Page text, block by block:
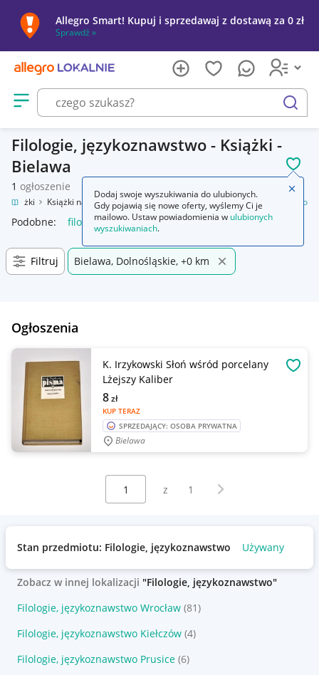
Allegro Smart! Kupuj i sprzedawaj z dostawą za 0 zł
Sprawdź »
Otwórz menu z kategoriami
szukaj
Filologie, językoznawstwo - Książki -
Bielawa
1 ogłoszenie
Książki Książki naukowe i popularnonaukowe Filologie, językoznawstwo
Podobne: filologie językoznawstwo
Filtruj Bielawa, Dolnośląskie, +0 km
Ogłoszenia
K. Irzykowski Słoń wśród porcelany
Lżejszy Kaliber
KUP TERAZ
8zł
SPRZEDAJĄCY: OSOBA PRYWATNA
Bielawa
Wybierz stronę:
z 1 Następna strona
Stan przedmiotu: Filologie, językoznawstwo Używany
Zobacz w innej lokalizacji "Filologie, językoznawstwo"
Filologie, językoznawstwo Wrocław (81)
Filologie, językoznawstwo Kiełczów (4)
Filologie, językoznawstwo Prusice (6)
Dodaj swoje wyszukiwania do ulubionych.
Gdy pojawią się nowe oferty, wyślemy Ci je
mailowo. Ustaw powiadomienia w ulubionych
wyszukiwaniach.